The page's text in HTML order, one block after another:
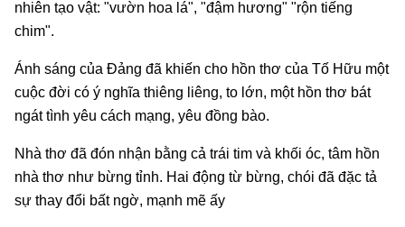
nhiên tạo vật: "vườn hoa lá", "đậm hương" "rộn tiếng
chim".
Ánh sáng của Đảng đã khiến cho hồn thơ của Tố Hữu một
cuộc đời có ý nghĩa thiêng liêng, to lớn, một hồn thơ bát
ngát tình yêu cách mạng, yêu đồng bào.
Nhà thơ đã đón nhận bằng cả trái tim và khối óc, tâm hồn
nhà thơ như bừng tỉnh. Hai động từ bừng, chói đã đặc tả
sự thay đổi bất ngờ, mạnh mẽ ấy